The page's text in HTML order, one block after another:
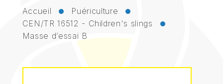
Accueil
Puériculture
CEN/TR 16512 - Children's slings
Masse d’essai B